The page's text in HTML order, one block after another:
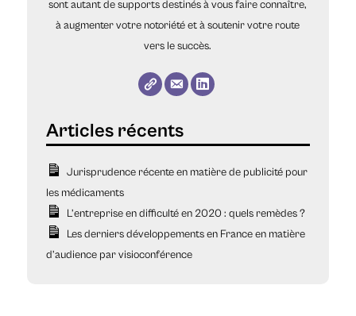
sont autant de supports destinés à vous faire connaître,
à augmenter votre notoriété et à soutenir votre route
vers le succès.
Jurisprudence récente en matière de publicité pour
les médicaments
L’entreprise en difficulté en 2020 : quels remèdes ?
Les derniers développements en France en matière
d’audience par visioconférence